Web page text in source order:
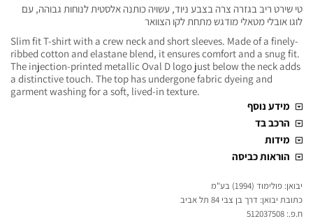
טי שירט ריב בגזרה צרה בצבע ניוד, עשויה כותנה אלסטית לנוחות גבוהה, עם
לוגו אובלי מטאלי מודגש מתחת לקו הצוואר
Slim fit T-shirt with a crew neck and short sleeves. Made of a finely-
ribbed cotton and elastane blend, it ensures comfort and a snug fit.
The injection-printed metallic Oval D logo just below the neck adds
a distinctive touch. The top has undergone fabric dyeing and
garment washing for a soft, lived-in texture.
מידע נוסף
הרכב בד
מידות
הוראות כביסה
יבואן: פולימוד (1994) בע"מ
כתובת יבואן: דרך בן צבי 84 תל אביב
ח.פ.: 512037508